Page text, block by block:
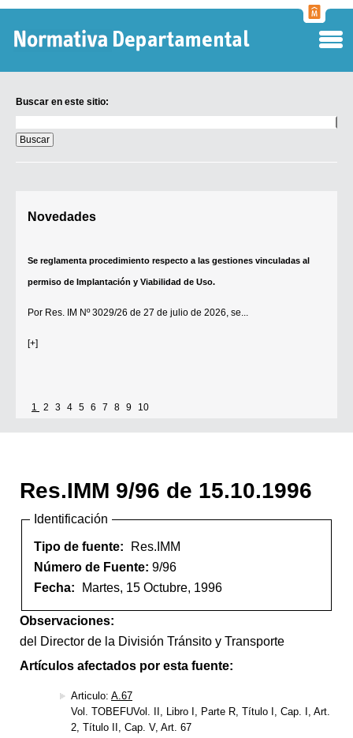
Buscar en este sitio:
en
este
sitio:
Novedades
Se reglamenta procedimiento respecto a las gestiones vinculadas al
permiso de Implantación y Viabilidad de Uso.
Por Res. IM Nº 3029/26 de 27 de julio de 2026, se...
[+]
1 2 3 4 5 6 7 8 9 10
Res.IMM 9/96 de 15.10.1996
Identificación
Tipo de fuente:
Res.IMM
Número de Fuente: 9/96
Fecha:
Martes, 15 Octubre, 1996
Observaciones:
del Director de la División Tránsito y Transporte
Artículos afectados por esta fuente:
Articulo: A.67
Vol. TOBEFUVol. II, Libro I, Parte R, Título I, Cap. I, Art.
2, Título II, Cap. V, Art. 67